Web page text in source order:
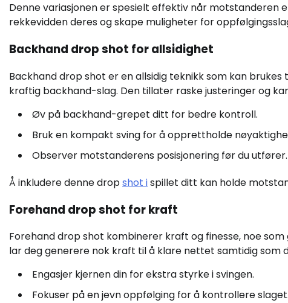
Denne variasjonen er spesielt effektiv når motstanderen
rekkevidden deres og skape muligheter for
Backhand drop shot for allsidighet
Backhand drop shot er en allsidig teknikk som kan
kraftig backhand-slag. Den tillater raske justeringer og
Øv på backhand-grepet ditt for bedre kontroll.
Bruk en kompakt sving for å opprettholde
Observer motstanderens posisjonering før du utfører.
Å inkludere denne dropshot ispillet ditt kan holde
Forehand drop shot for kraft
Forehand drop shot kombinerer kraft og finesse, noe
lar deg generere nok kraft til å klare nettet samtidig som
Engasjer kjernen din for ekstra styrke i svingen.
Fokuser på en jevn oppfølging for å kontrollere slaget.